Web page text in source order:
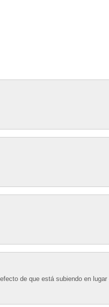
de que está subiendo en lugar